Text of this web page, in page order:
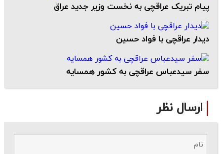
پیام تبریک عراقچی به نخست وزیر جدید عراق
دیدار عراقچی با فواد حسین
سفر سیدعباس عراقچی به کشور همسایه
ارسال نظر